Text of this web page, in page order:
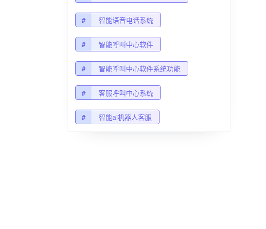
# 智能语音电话系统
# 智能呼叫中心软件
# 智能呼叫中心软件系统功能
# 客服呼叫中心系统
# 智能ai机器人客服